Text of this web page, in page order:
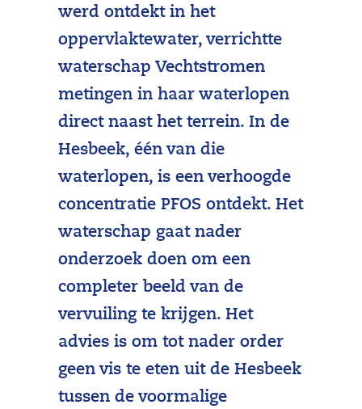
r
w
i
j
s
t
n
a
a
r
e
e
n
a
n
werd ontdekt in het
oppervlaktewater, verrichtte
waterschap Vechtstromen
metingen in haar waterlopen
direct naast het terrein. In de
Hesbeek, één van die
waterlopen, is een verhoogde
concentratie PFOS ontdekt. Het
waterschap gaat nader
onderzoek doen om een
completer beeld van de
vervuiling te krijgen. Het
advies is om tot nader order
geen vis te eten uit de Hesbeek
tussen de voormalige